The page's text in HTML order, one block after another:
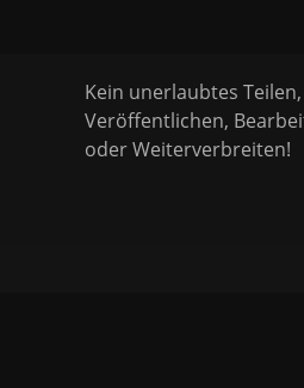
Kein unerlaubtes Teilen,
Veröffentlichen,
oder Weiterverbreiten!